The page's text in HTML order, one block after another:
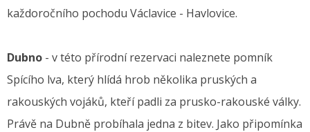
každoročního pochodu Václavice - Havlovice.
Dubno - v této přírodní rezervaci naleznete pomník
Spícího lva, který hlídá hrob několika pruských a
rakouských vojáků, kteří padli za prusko-rakouské války.
Právě na Dubně probíhala jedna z bitev. Jako připomínka